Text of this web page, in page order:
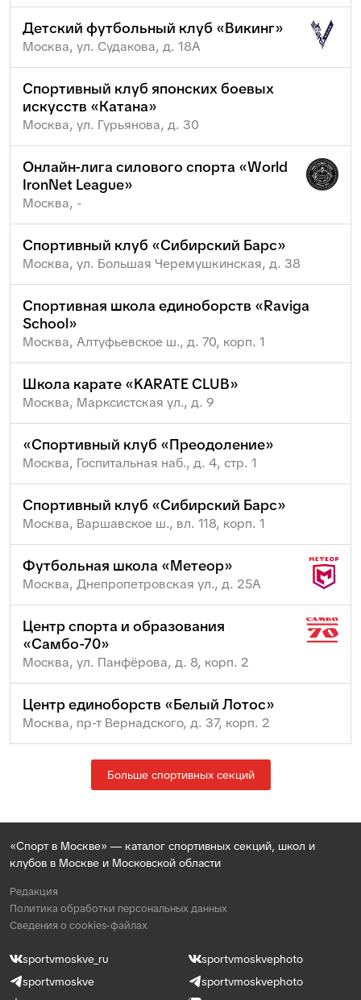
Детский футбольный клуб «Викинг»
Москва, ул. Судакова, д. 18А
Спортивный клуб японских боевых
искусств «Катана»
Москва, ул. Гурьянова, д. 30
Онлайн-лига силового спорта «World
IronNet League»
Москва, -
Спортивный клуб «Сибирский Барс»
Москва, ул. Большая Черемушкинская, д. 38
Спортивная школа единоборств «Raviga
School»
Москва, Алтуфьевское ш., д. 70, корп. 1
Школа карате «KARATE CLUB»
Москва, Марксистская ул., д. 9
«Спортивный клуб «Преодоление»
Москва, Госпитальная наб., д. 4, стр. 1
Спортивный клуб «Сибирский Барс»
Москва, Варшавское ш., вл. 118, корп. 1
Футбольная школа «Метеор»
Москва, Днепропетровская ул., д. 25А
Центр спорта и образования
«Самбо-70»
Москва, ул. Панфёрова, д. 8, корп. 2
Центр единоборств «Белый Лотос»
Москва, пр-т Вернадского, д. 37, корп. 2
Больше спортивных секций
«Спорт в Москве» — каталог спортивных секций, школ и
клубов в Москве и Московской области
Редакция
Политика обработки персональных данных
Сведения о cookies-файлах
sportvmoskve_ru
sportvmoskvephoto
sportvmoskve
sportvmoskvephoto